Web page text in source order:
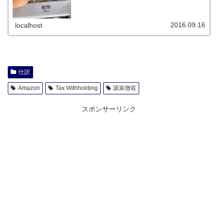
localhost 2016.09.16
仕訳
Amazon Tax Withholding 源泉徴収
スポンサーリンク